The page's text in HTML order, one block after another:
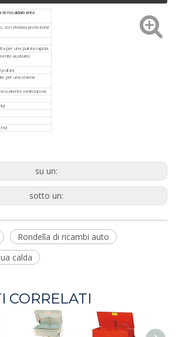
di riscaldamento
con elevata protezione
per una pulizia rapida
ausiliario
pulizia
per una visione
ventilazione
M
su un:
sotto un:
Rondella di ricambi auto
calda
CORRELATI